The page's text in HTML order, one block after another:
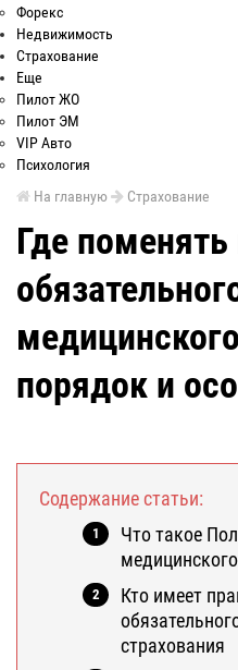
Форекс
Недвижимость
Страхование
Еще
Пилот ЖО
Пилот ЭМ
VIP Авто
Психология
На главную
Страхование
Где поменять
порядок и
Содержание статьи:
Что такое
Кто имеет
страхования